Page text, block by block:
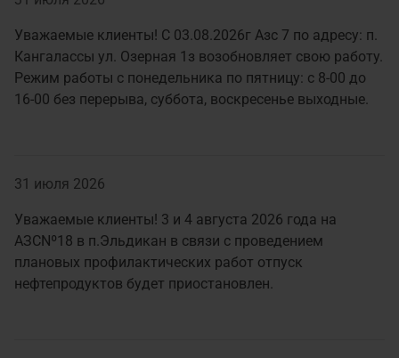
Уважаемые клиенты! С 03.08.2026г Азс 7 по адресу: п.
Кангалассы ул. Озерная 1з возобновляет свою работу.
Режим работы с понедельника по пятницу: с 8-00 до
16-00 без перерыва, суббота, воскресенье выходные.
31 июля 2026
Уважаемые клиенты! 3 и 4 августа 2026 года на
AЗCNº18 в п.Эльдикан в связи с проведением
плановых профилактических работ отпуск
нефтепродуктов будет приостановлен.